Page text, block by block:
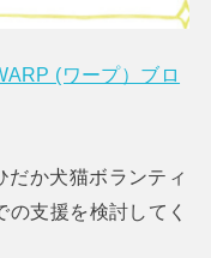
(ワープ）ブロ
だか犬猫ボランティ
支援を検討してく